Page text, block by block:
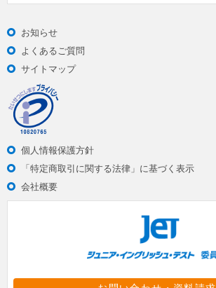
お知らせ
よくあるご質問
サイトマップ
個人情報保護方針
「特定商取引に関する法律」に基づく表示
会社概要